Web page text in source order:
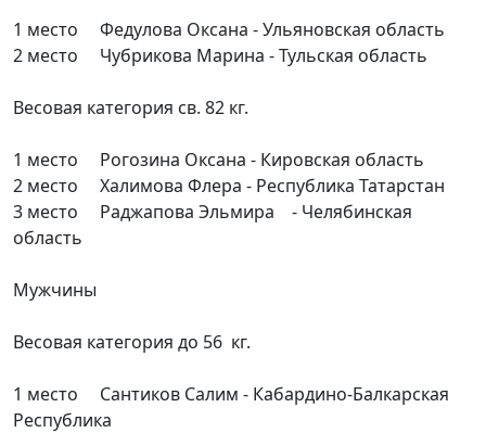
1 место Федулова Оксана - Ульяновская область
2 место Чубрикова Марина - Тульская область
Весовая категория св. 82 кг.
1 место Рогозина Оксана - Кировская область
2 место Халимова Флера - Республика Татарстан
3 место Раджапова Эльмира - Челябинская
область
Мужчины
Весовая категория до 56 кг.
1 место Сантиков Салим - Кабардино-Балкарская
Республика